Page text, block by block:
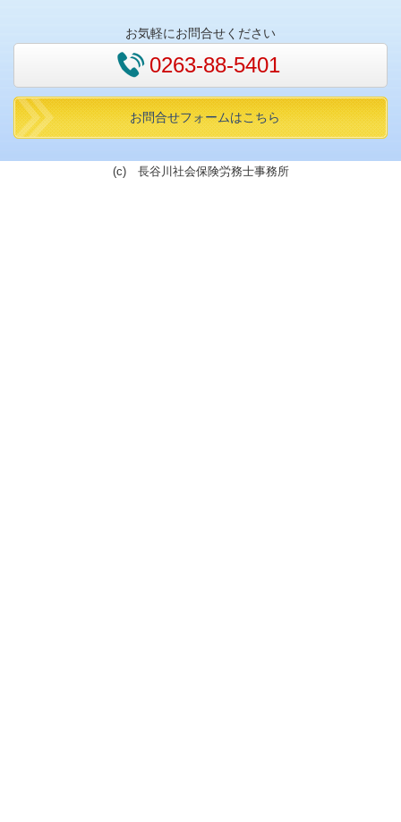
お気軽にお問合せください
0263-88-5401
お問合せフォームはこちら
(c) 長谷川社会保険労務士事務所